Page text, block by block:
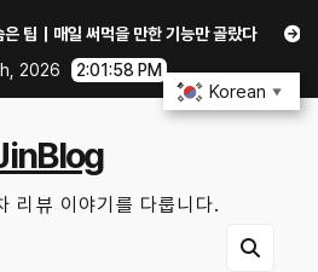
써먹을 만한 기능만 골랐다
중고
2026
2:01:58 PM
리뷰 이야기를 다룹니다.
Korean ▼